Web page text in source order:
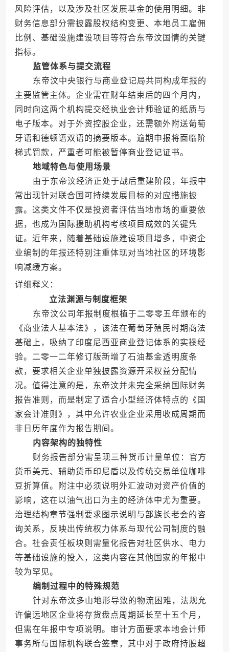
风险评估，以及涉及社区发展基金的使用明细。非
财务信息部分需披露股权结构变更、本地员工雇佣
比例、基础设施建设项目等符合东帝汶国情的关键
指标。
监管体系与提交流程
东帝汶中央银行与商业登记局共同构成年报的
主要监管主体。企业需在财年结束后的四个月内，
同时向这两个机构提交经执业会计师验证的纸质与
电子版本。对于外资控股企业，还需额外附送葡萄
牙语和德顿语双语的摘要版本。逾期申报将面临阶
梯式罚款，严重者可能被暂停商业登记证书。
地域特色与使用场景
由于东帝汶经济正处于战后重建阶段，年报中
常出现针对联合国可持续发展目标的对应措施披
露。这类文件不仅是投资者评估当地市场的重要依
据，也成为国际援助机构考核项目成效的关键凭
证。近年来，随着基础设施建设项目增多，中资企
业编制的年报还特别注重体现对当地社区的环境影
响减缓方案。
详细释义：
立法渊源与制度框架
东帝汶公司年报制度根植于二零零五年颁布的
《商业法人基本法》，该法在葡萄牙殖民时期商法
基础上，吸纳了印度尼西亚商业登记体系的实操经
验。二零一二年修订版新增了石油基金透明度条
款，要求相关企业单独披露资源开采权益分配情
况。值得注意的是，东帝汶并未完全采纳国际财务
报告准则，而是制定了适合小型经济体特点的《国
家会计准则》，其中允许农业企业采用收成周期而
非日历年度作为报告期间。
内容架构的独特性
财务报告部分需呈现三种货币计量单位：官方
货币美元、辅助货币印尼盾以及传统交易单位咖啡
豆折算值。附注中必须说明外汇波动对资产价值的
影响，这在以油气出口为主的经济体中尤为重要。
治理结构章节强制要求图示说明与部族长老会的咨
询关系，反映出传统权力体系与现代公司制度的融
合。社会责任板块则需量化报告对社区供水、电力
等基础设施的投入，这类内容在其他国家的年报中
较为罕见。
编制过程中的特殊规范
针对东帝汶多山地形导致的物流困难，法规允
许偏远地区企业将存货盘点周期延长至十五个月，
但需在年报中专项说明。审计方面要求本地会计师
事务所与国际机构联合签章，其中对于政府持股超